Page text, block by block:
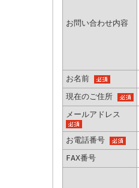
お問い合わせ内容
お名前
現在のご住所
メールアドレス
お電話番号
FAX番号